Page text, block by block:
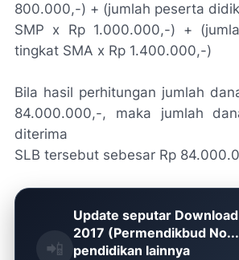
800.000,-) + (jumlah peserta
SMP x Rp 1.000.000,-) +
tingkat SMA x Rp 1.400.000,-)
Bila hasil perhitungan jumlah
84.000.000,-, maka jumlah
diterima
SLB tersebut sebesar Rp
📲
Update seputar
2017 (Permendikbud
pendidikan lainnya